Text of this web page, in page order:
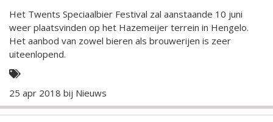
Het Twents Speciaalbier Festival zal aanstaande 10 juni
weer plaatsvinden op het Hazemeijer terrein in Hengelo.
Het aanbod van zowel bieren als brouwerijen is zeer
uiteenlopend.
25 apr 2018 bij Nieuws